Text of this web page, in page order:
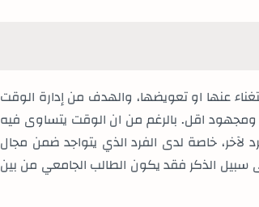
عنها او تعويضها، والهدف منإدارة الوقت
ومجهود اقل. بالرغم من ان الوقت يتساوى فيه
لآخر، خاصة لدى الفرد الذي يتواجد ضمن مجال
الذكر فقد يكون الطالب الجامعي من بين